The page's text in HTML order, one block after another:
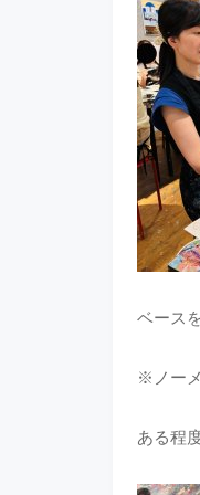
ベース
※ノー
ある程